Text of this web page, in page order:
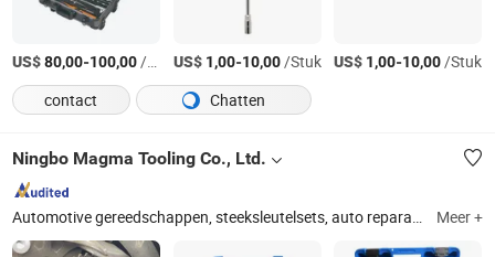
US$80,00-100,00/Stuk US$ 1,00-10,00/Stuk US$ 1,00-10,00/Stuk
contact
Chatten
Ningbo Magma Tooling Co., Ltd.
Automotive gereedschappen, steeksleutelsets, auto reparatie gereedschappen, ratelhandvat, garage apparatuur, auto reparatie gereedschappen, auto gereedschapset, auto onderhoud, spuitgieten, kunststof spuitgieten Meer +